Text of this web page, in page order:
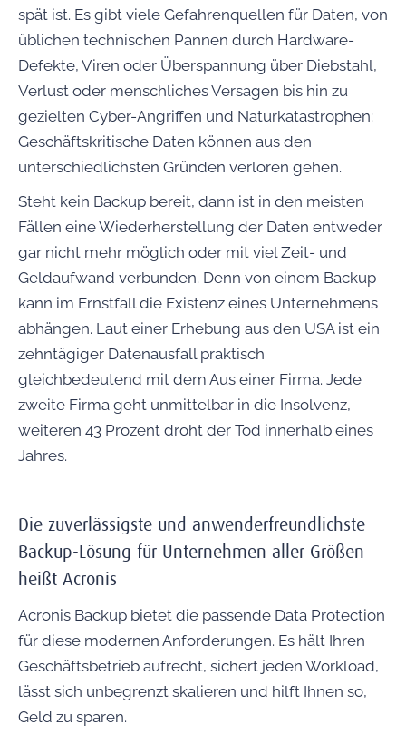
spät ist. Es gibt viele Gefahrenquellen für Daten, von
üblichen technischen Pannen durch Hardware-
Defekte, Viren oder Überspannung über Diebstahl,
Verlust oder menschliches Versagen bis hin zu
gezielten Cyber-Angriffen und Naturkatastrophen:
Geschäftskritische Daten können aus den
unterschiedlichsten Gründen verloren gehen.
Steht kein Backup bereit, dann ist in den meisten
Fällen eine Wiederherstellung der Daten entweder
gar nicht mehr möglich oder mit viel Zeit- und
Geldaufwand verbunden. Denn von einem Backup
kann im Ernstfall die Existenz eines Unternehmens
abhängen. Laut einer Erhebung aus den USA ist ein
zehntägiger Datenausfall praktisch
gleichbedeutend mit dem Aus einer Firma. Jede
zweite Firma geht unmittelbar in die Insolvenz,
weiteren 43 Prozent droht der Tod innerhalb eines
Jahres.
Die zuverlässigste und anwenderfreundlichste
Backup-Lösung für Unternehmen aller Größen
heißt Acronis
Acronis Backup bietet die passende Data Protection
für diese modernen Anforderungen. Es hält Ihren
Geschäftsbetrieb aufrecht, sichert jeden Workload,
lässt sich unbegrenzt skalieren und hilft Ihnen so,
Geld zu sparen.